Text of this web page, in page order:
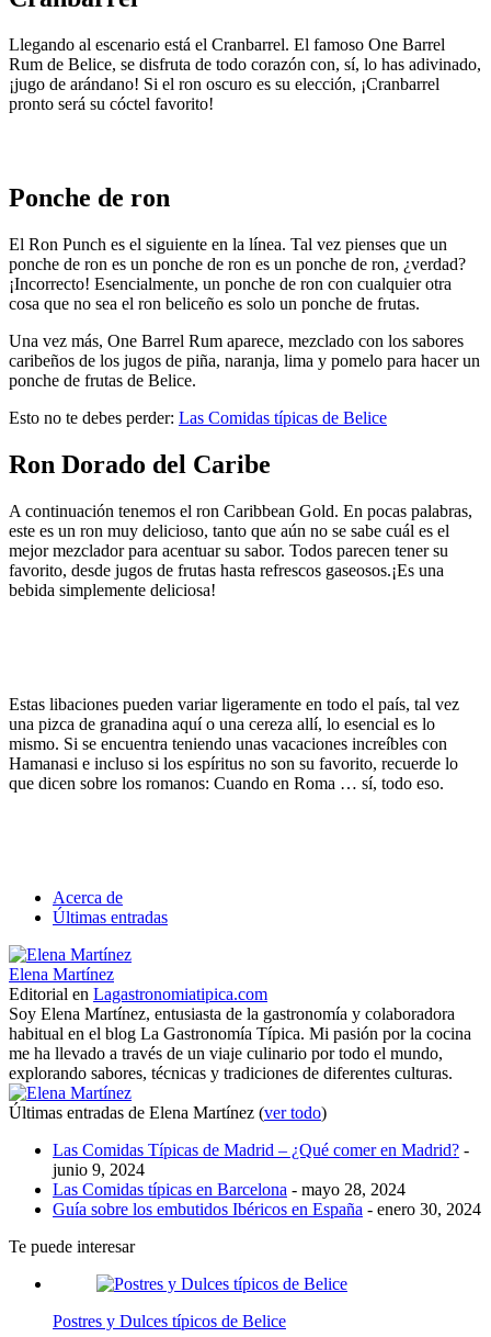
Llegando al escenario está el Cranbarrel. El famoso One Barrel
Rum de Belice, se disfruta de todo corazón con, sí, lo has adivinado,
¡jugo de arándano! Si el ron oscuro es su elección, ¡Cranbarrel
pronto será su cóctel favorito!
Ponche de ron
El Ron Punch es el siguiente en la línea. Tal vez pienses que un
ponche de ron es un ponche de ron es un ponche de ron, ¿verdad?
¡Incorrecto! Esencialmente, un ponche de ron con cualquier otra
cosa que no sea el ron beliceño es solo un ponche de frutas.
Una vez más, One Barrel Rum aparece, mezclado con los sabores
caribeños de los jugos de piña, naranja, lima y pomelo para hacer un
ponche de frutas de Belice.
Esto no te debes perder: Las Comidas típicas de Belice
Ron Dorado del Caribe
A continuación tenemos el ron Caribbean Gold. En pocas palabras,
este es un ron muy delicioso, tanto que aún no se sabe cuál es el
mejor mezclador para acentuar su sabor. Todos parecen tener su
favorito, desde jugos de frutas hasta refrescos gaseosos.¡Es una
bebida simplemente deliciosa!
Estas libaciones pueden variar ligeramente en todo el país, tal vez
una pizca de granadina aquí o una cereza allí, lo esencial es lo
mismo. Si se encuentra teniendo unas vacaciones increíbles con
Hamanasi e incluso si los espíritus no son su favorito, recuerde lo
que dicen sobre los romanos: Cuando en Roma … sí, todo eso.
Acerca de
Últimas entradas
Elena Martínez
Editorial en Lagastronomiatipica.com
Soy Elena Martínez, entusiasta de la gastronomía y colaboradora
habitual en el blog La Gastronomía Típica. Mi pasión por la cocina
me ha llevado a través de un viaje culinario por todo el mundo,
explorando sabores, técnicas y tradiciones de diferentes culturas.
Últimas entradas de Elena Martínez (ver todo)
Las Comidas Típicas de Madrid – ¿Qué comer en Madrid? -
junio 9, 2024
Las Comidas típicas en Barcelona - mayo 28, 2024
Guía sobre los embutidos Ibéricos en España - enero 30, 2024
Te puede interesar
Postres y Dulces típicos de Belice